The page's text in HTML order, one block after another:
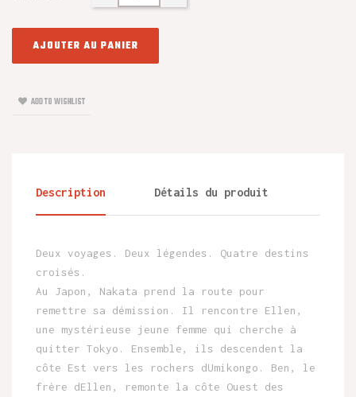
AJOUTER AU PANIER
ADD TO WISHLIST
Description Détails du produit
Deux voyages. Deux légendes. Quatre destins
croisés.
Au Japon, Nakata prend la route pour
remettre sa démission. Il rencontre Ellen,
une mystérieuse jeune femme qui cherche à
quitter Tokyo. Ensemble, ils descendent la
côte Est vers les rochers dUmikongo. Ben, le
frère dEllen, remonte la côte Ouest des